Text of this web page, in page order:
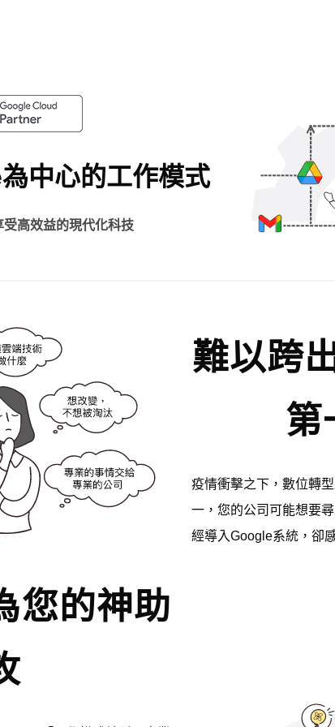
中心的工作模式
高效益的現代化科技
難以跨
第
疫情衝擊之下，數位轉
一，您的公司可能想要
經導入Google系統，卻
您的神助